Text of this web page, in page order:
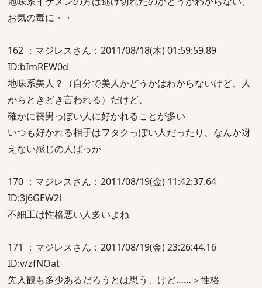
お気の毒に・・
162 ：マジレスさん：2011/08/18(木) 01:59:59.89
ID:bImREW0d
地味系美人？（自分で美人かどうかはわからないけど、人
からときどき言われる）だけど、
確かに喪男っぽい人に好かれることが多い
いつも好かれる相手はヲタクっぽい人だったり、なんか冴
えない感じの人ばっか
170 ：マジレスさん：2011/08/19(金) 11:42:37.64
ID:3j6GEW2i
不細工は性格悪い人多いよね
171 ：マジレスさん：2011/08/19(金) 23:26:44.16
ID:v/zfNOat
先入観も多少あるだろうとは思う、けど……＞性格